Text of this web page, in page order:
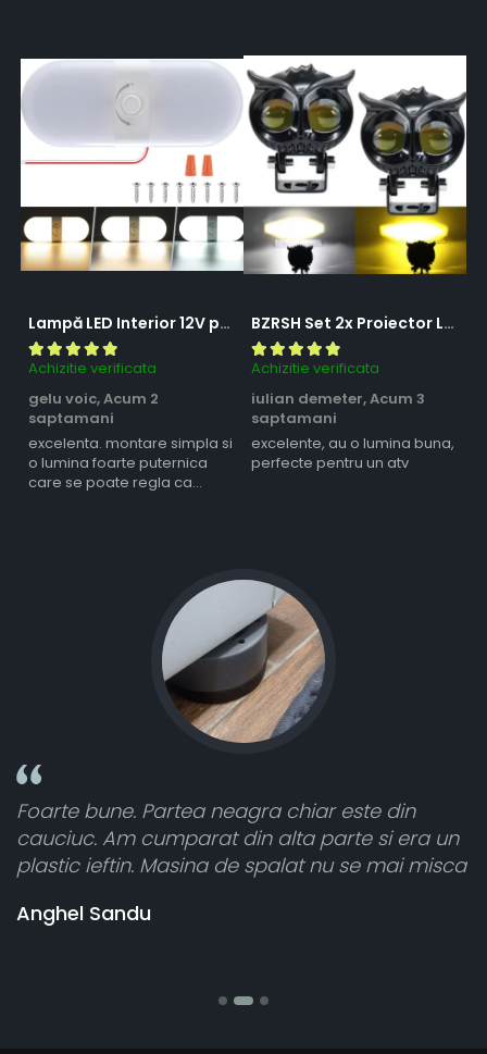
Lampă LED Interior 12V pentru Dubă, Camper și Rulotă - 180LED, 33 cm, 3 Temperaturii de Culoare, Intensitate Reglabilă, Iluminare Compartiment Marfă
Achizitie verificata
gelu voic,Acum 2
saptamani
excelenta. montare simpla si
o lumina foarte puternica
care se poate regla ca
BZRSH Set 2x Proiector LED Bufnita 50W Lupa 2 Faze Alb-Galben 12-24V Moto ATV
Achizitie verificata
iulian demeter,Acum 3
saptamani
excelente, au o lumina buna,
perfecte pentru un atv
din
si era un
mai misca
Toate sunt foarte luminoase și
atât de bine în curtea din spate. A
cele 8 bucati dar una nu a funcționat,
banii pentru 1 bucata, Multumesc